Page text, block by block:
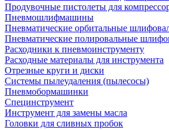
Продувочные пистолеты для
Пневмошлифмашины
Пневматические орбитальные
Пневматические полировальные
Расходники к пневмоинструменту
Расходные материалы для инструмента
Отрезные круги и диски
Системы пылеудаления (пылесосы)
Пневмобормашинки
Специнструмент
Инструмент для замены масла
Головки для сливных пробок